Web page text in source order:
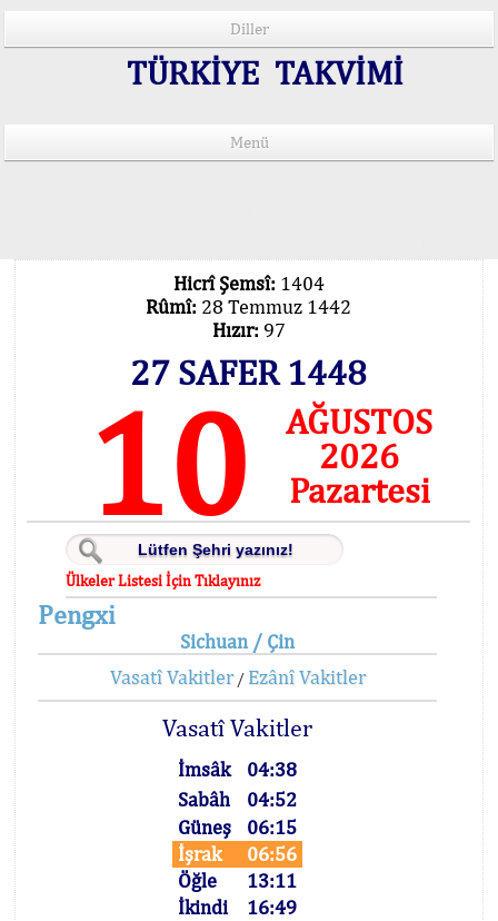
Diller
TÜRKİYE TAKVİMİ
Menü
Hicrî Şemsî: 1404
Rûmî: 28 Temmuz 1442
Hızır: 97
27 SAFER 1448
10
AĞUSTOS
2026
Pazartesi
Ülkeler Listesi İçin Tıklayınız
Pengxi
Sichuan / Çin
Vasatî Vakitler/ Ezânî Vakitler
Vasatî Vakitler
İmsâk
04:38
Sabâh
04:52
Güneş
06:15
İşrak
06:56
Öğle
13:11
İkindi
16:49